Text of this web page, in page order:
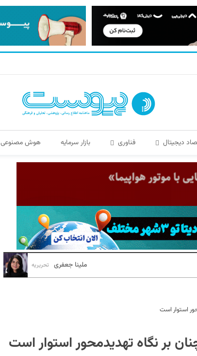
دیجیتال فناوری بازار سرمایه هوش مصنوعی
ملینا جعفری تحریریه
استوار است
بر نگاه تهدیدمحور استوار است